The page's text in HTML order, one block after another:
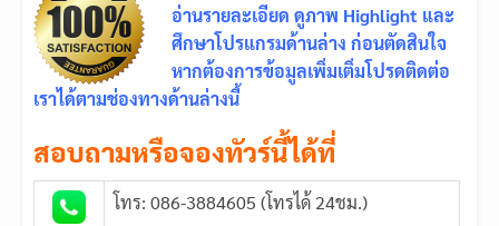
อ่านรายละเอียด ดูภาพ Highlight และ
ศึกษาโปรแกรมด้านล่าง ก่อนตัดสินใจ
หากต้องการข้อมูลเพิ่มเติ่มโปรดติดต่อ
เราได้ตามช่องทางด้านล่างนี้
สอบถามหรือจองทัวร์นี้ได้ที่
โทร: 086-3884605 (โทรได้ 24ชม.)